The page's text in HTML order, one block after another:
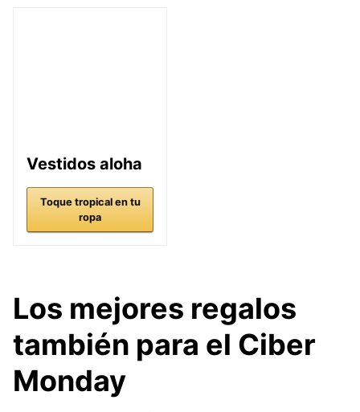
Vestidos aloha
Toque tropical en tu
ropa
Los mejores regalos
también para el Ciber
Monday